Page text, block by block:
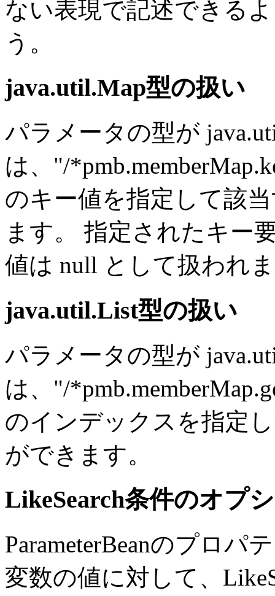
ない表現で記述できる
う。
java.util.Map型の扱い
パラメータの型が
は、"/
のキー値を指定して該
ます。 指定されたキー
値は null として扱われ
java.util.List型の扱い
パラメータの型が
は、"/
のインデックスを指定
ができます。
LikeSearch条件のオプ
ParameterBeanのプロパ
変数の値に対して、